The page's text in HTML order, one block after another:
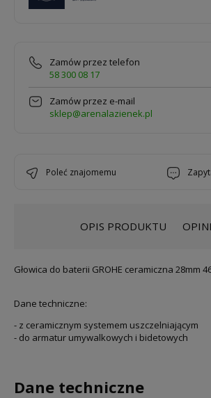
Zamów przez telefon
58 300 08 17
Zamów przez e-mail
sklep@arenalazienek.pl
poleć znajomemu
OPIS PRODUKTU
Głowica do baterii GROHE ceramiczna 28mm
Dane techniczne:
- z ceramicznym systemem uszczelniającym
- do armatur umywalkowych i bidetowych
Dane techniczne